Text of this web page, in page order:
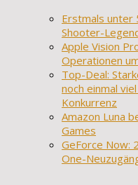
Erstmals unter
Shooter-
Apple Vision
Operationen
Top-Deal:
noch einmal
Konkurrenz
Amazon Luna
Games
GeForce Now:
One-